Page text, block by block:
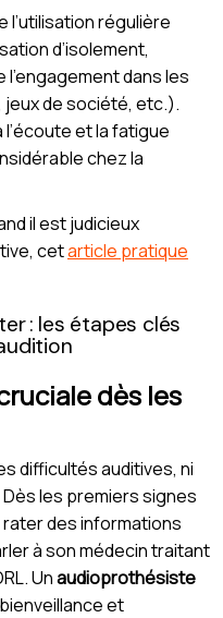
régulière
d’isolement,
dans les
de société, etc.).
et la fatigue
chez la
il est judicieux
cetarticle pratique
: les étapes clés
dès les
difficultés auditives, ni
les premiers signes
des informations
à son médecin traitant
Unaudioprothésiste
et